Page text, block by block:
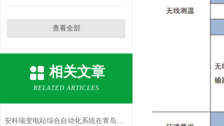
查看全部
相关文章
RELATED ARTICLES
安科瑞变电站综合自动化系统在青岛海洋科技园应用